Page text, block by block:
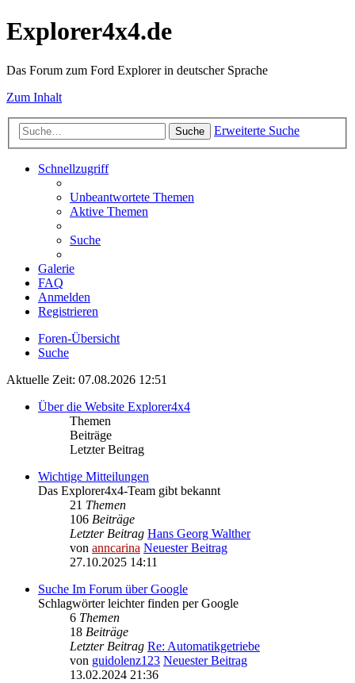
Explorer4x4.de
Das Forum zum Ford Explorer in deutscher Sprache
Zum Inhalt
Suche Erweiterte Suche
Schnellzugriff
Unbeantwortete Themen
Aktive Themen
Suche
Galerie
FAQ
Anmelden
Registrieren
Foren-Übersicht
Suche
Aktuelle Zeit: 07.08.2026 12:51
Über die Website Explorer4x4
Themen
Beiträge
Letzter Beitrag
Wichtige Mitteilungen
Das Explorer4x4-Team gibt bekannt
21 Themen
106 Beiträge
Letzter Beitrag Hans Georg Walther
von anncarina Neuester Beitrag
27.10.2025 14:11
Suche Im Forum über Google
Schlagwörter leichter finden per Google
6 Themen
18 Beiträge
Letzter Beitrag Re: Automatikgetriebe
von guidolenz123 Neuester Beitrag
13.02.2024 21:36